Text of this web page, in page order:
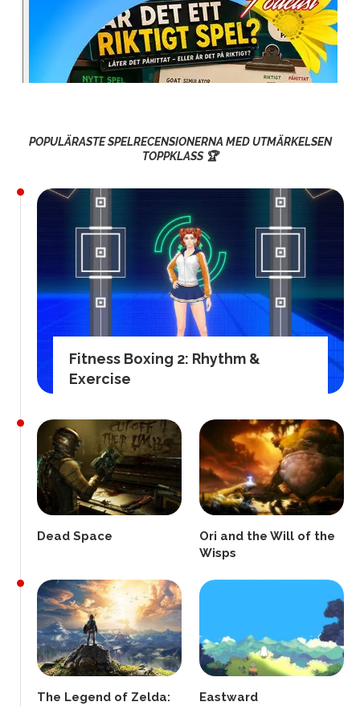
POPULÄRASTE SPELRECENSIONERNA MED UTMÄRKELSEN
TOPPKLASS 🏆
Fitness Boxing 2: Rhythm &
Exercise
Dead Space
Ori and the Will of the
Wisps
The Legend of Zelda:
Eastward